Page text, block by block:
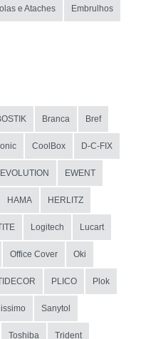
e Ataches Embrulhos
Branca Bref
CoolBox D-C-FIX
EVOLUTION EWENT
HAMA HERLITZ
Logitech Lucart
Office Cover Oki
PLICO Plok
Sanytol
Toshiba Trident